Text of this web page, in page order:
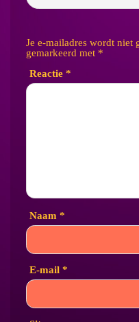
Je e-mailadres wordt niet
gemarkeerd met *
Reactie *
Naam *
E-mail *